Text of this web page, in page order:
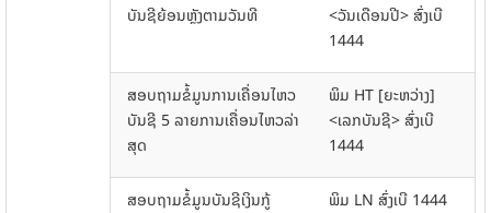
ບັນຊີຍ້ອນຫຼັງຕາມວັນທີ
<ວັນເດືອນປີ> ສົ່ງເບີ
1444
ສອບຖາມຂໍ້ມູນການເຄື່ອນໄຫວ
ບັນຊີ 5 ລາຍການເຄື່ອນໄຫວລ່າ
ສຸດ
ພິມ HT [ຍະຫວ່າງ]
<ເລກບັນຊີ> ສົ່ງເບີ
1444
ສອບຖາມຂໍ້ມູນບັນຊີເງິນກູ້ ພິມ LN ສົ່ງເບີ 1444